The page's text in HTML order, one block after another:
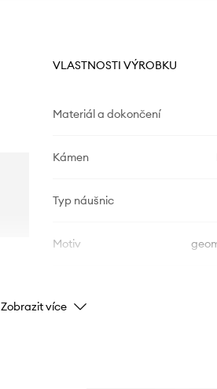
VLASTNOSTI VÝROBKU
Materiál a dokončení
Kámen
Typ náušnic
Motiv
ÚDAJE O VÝROBKU
Zobrazit více